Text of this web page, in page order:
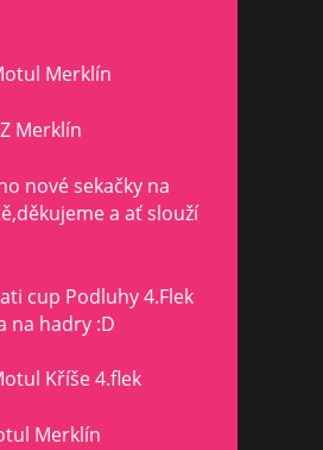
Merklín
Merklín
nové sekačky na
a ať slouží
cup Podluhy 4.Flek
na hadry :D
Kříše 4.flek
Merklín